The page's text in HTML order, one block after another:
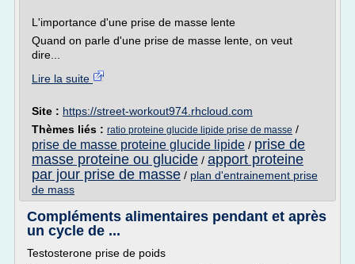
L'importance d'une prise de masse lente
Quand on parle d'une prise de masse lente, on veut
dire...
Lire la suite
Site : https://street-workout974.rhcloud.com
Thèmes liés : ratio proteine glucide lipide prise de masse /
prise de masse proteine glucide lipide / prise de
masse proteine ou glucide / apport proteine
par jour prise de masse / plan d'entrainement prise
de mass
Compléments alimentaires pendant et après
un cycle de ...
Testosterone prise de poids